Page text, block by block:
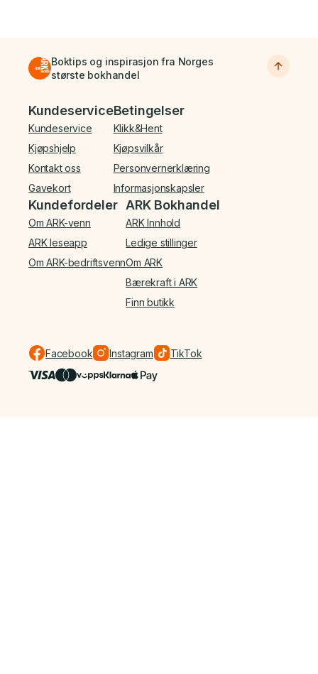
Boktips og inspirasjon fra Norges
største bokhandel
Bunnmeny
Kundeservice
Kundeservice
Kjøpshjelp
Kontakt oss
Gavekort
Betingelser
Klikk&Hent
Kjøpsvilkår
Personvernerklæring
Informasjonskapsler
Kundefordeler
Om ARK-venn
ARK leseapp
Om ARK-bedriftsvenn
ARK Bokhandel
ARK Innhold
Ledige stillinger
Om ARK
Bærekraft i ARK
Finn butikk
Facebook Instagram TikTok